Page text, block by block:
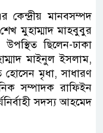
কেন্দ্রীয় মানবসম্পদ
মুহাম্মাদ মাহবুবুর
ছিলেন-ঢাকা
মাইনুল ইসলাম,
হোসেন মৃধা, সাধারণ
সম্পাদক রাফিইন
সদস্য আহমেদ